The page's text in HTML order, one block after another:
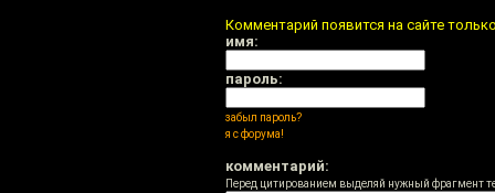
Комментарий появится на сайте
имя:
пароль:
забыл пароль?
я с форума!
комментарий:
Перед цитированием выделяй нужный фрагмент